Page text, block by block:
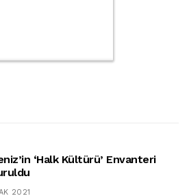
‘halk Kültürü’ Envanteri
2021